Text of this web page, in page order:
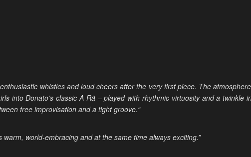
whistles and loud cheers after the very first piece. The
into Donato’s classic A Rã – played with rhythmic virtuosity and a
free improvisation and a tight groove.“
warm, world-embracing and at the same time always exciting.”